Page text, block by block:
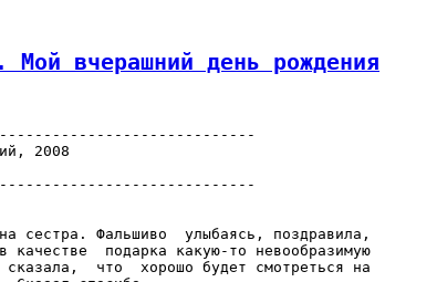
Мой вчерашний день рождения
2008
сестра. Фальшиво  улыбаясь, поздравила,
подарка какую-то невообразимую
что  хорошо будет смотреться на